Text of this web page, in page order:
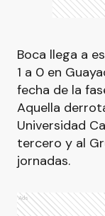
Boca llega a
1 a 0 en
fecha de la
Aquella
Universidad
tercero y al
jornadas.
Ads